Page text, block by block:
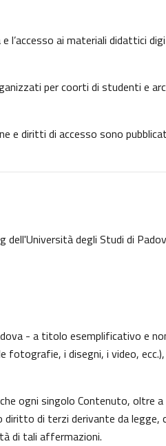
ai materiali didattici
per coorti di studenti e
e diritti di accesso sono
degli Studi di
- a titolo esemplificativo e
fotografie, i disegni, i video,
ogni singolo Contenuto, oltre
di terzi derivante da
di tali affermazioni.